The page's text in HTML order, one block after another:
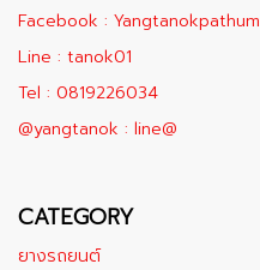
Facebook : Yangtanokpathum
Line : tanok01
Tel : 0819226034
@yangtanok : line@
CATEGORY
ยางรถยนต์